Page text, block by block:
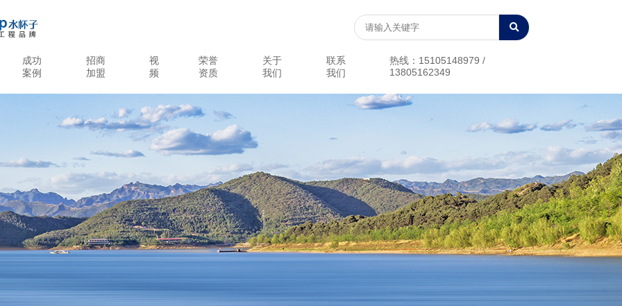
成功
案例
招商
加盟
视
频
荣誉
资质
关于
我们
联系
我们
热线：15105148979 /
13805162349